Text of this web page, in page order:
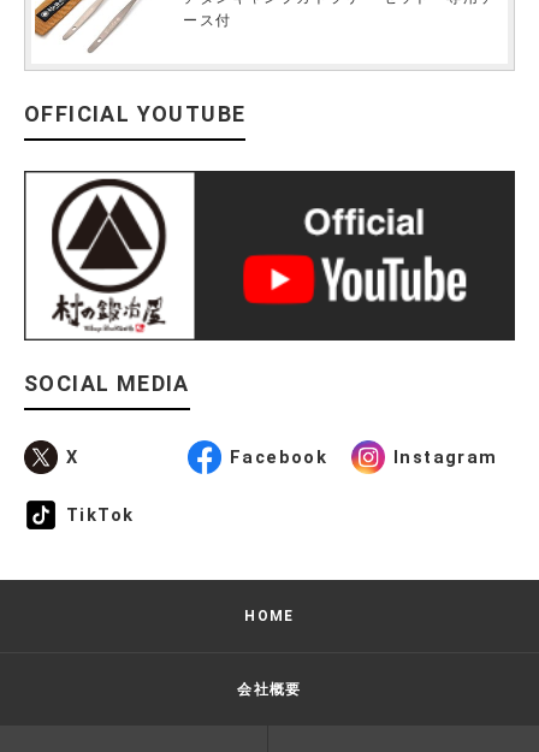
ース付
OFFICIAL YOUTUBE
SOCIAL MEDIA
X Facebook Instagram
TikTok
HOME
会社概要